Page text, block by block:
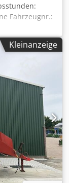
Fahrzeugnr.:
Hof in
Dodpfxsyvm
Klimaanlage
Kg
Irrtümer
Fahrzeug
möglich.
Deutsch,
Kleinanzeige